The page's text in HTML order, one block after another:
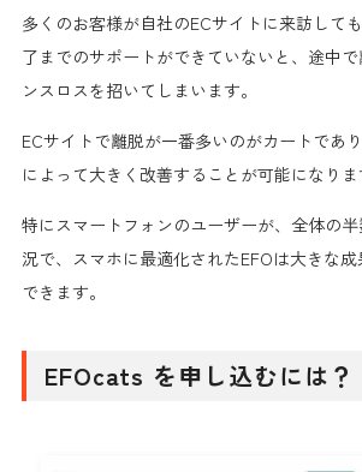
多くのお客様が自社のECサイトに来訪して
了までのサポートができていないと、途中
ンスロスを招いてしまいます。
ECサイトで離脱が一番多いのがカート であ
によって大きく改善することが可能になりま
特にスマートフォンのユーザーが、全体の
況で、
スマホに最適化されたEFOは大きな
できます。
EFOcats を申し込むには？